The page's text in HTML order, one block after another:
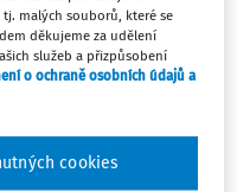
pojištění
lhůty
dávky
pouze
malých souborů, které se
děkujeme za udělení
služeb a přizpůsobení
o ochraně osobních údajů a
cookies